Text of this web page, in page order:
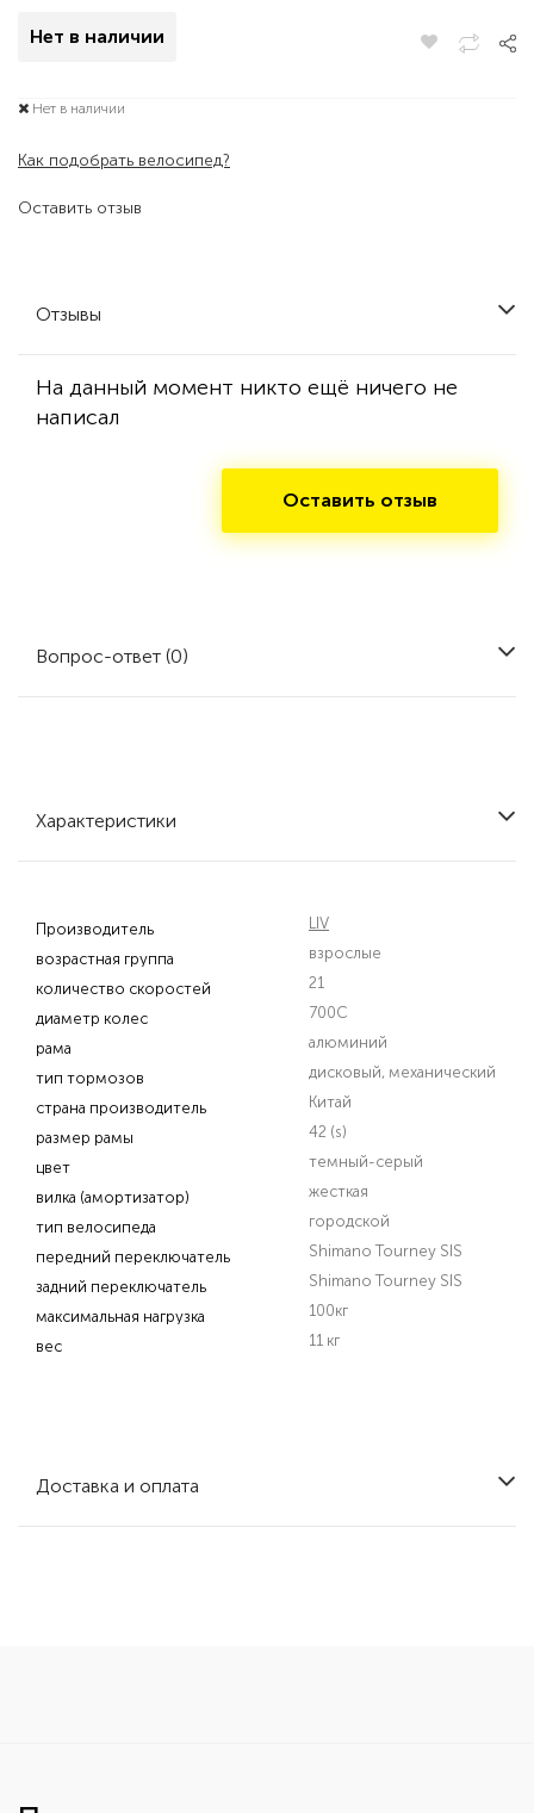
Оставить отзыв
Нет в наличии
Нет в наличии
Как подобрать велосипед?
Отзывы
На данный момент никто ещё ничего не
написал
Оставить отзыв
Вопрос-ответ (0)
Характеристики
Производитель
LIV
возрастная группа
взрослые
количество скоростей
21
диаметр колес
700C
рама
алюминий
тип тормозов
дисковый, механический
страна производитель
Китай
размер рамы
42 (s)
цвет
темный-серый
вилка (амортизатор)
жесткая
тип велосипеда
городской
передний переключатель
Shimano Tourney SIS
задний переключатель
Shimano Tourney SIS
максимальная нагрузка
100кг
вес
11 кг
Доставка и оплата